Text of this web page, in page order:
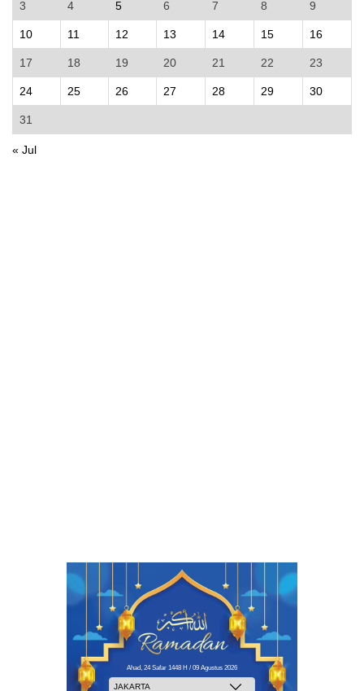
3 4 5 6 7 8 9
10 11 12 13 14 15 16
17 18 19 20 21 22 23
24 25 26 27 28 29 30
31
« Jul
Ahad, 24 Safar 1448 H / 09 Agustus 2026